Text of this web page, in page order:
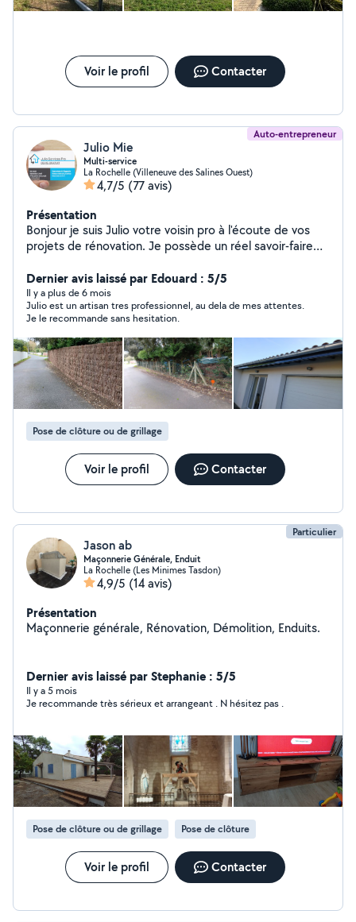
Voir le profil Contacter
Auto-entrepreneur
Julio Mie
Multi-service
La Rochelle (Villeneuve des Salines Ouest)
4,7/5 (77 avis)
Présentation
Bonjour je suis Julio votre voisin pro à l'écoute de vos
projets de rénovation. Je possède un réel savoir-faire
zinguerie, carrelage, faïence, parquet, petite
maçonnerie entretien et rénovation de toiture. je
travaille dans le bâtiment depuis 15 ans je vous garantis
des travaux de qualité réalisé avec soin.
Dernier avis laissé par Edouard : 5/5
Il y a plus de 6 mois
Julio est un artisan tres professionnel, au dela de mes attentes.
Je le recommande sans hesitation.
Pose de clôture ou de grillage
Voir le profil Contacter
Particulier
Jason ab
Maçonnerie Générale, Enduit
La Rochelle (Les Minimes Tasdon)
4,9/5 (14 avis)
Présentation
Maçonnerie générale, Rénovation, Démolition, Enduits.
Dernier avis laissé par Stephanie : 5/5
Il y a 5 mois
Je recommande très sérieux et arrangeant . N hésitez pas .
Pose de clôture ou de grillage Pose de clôture
Voir le profil Contacter